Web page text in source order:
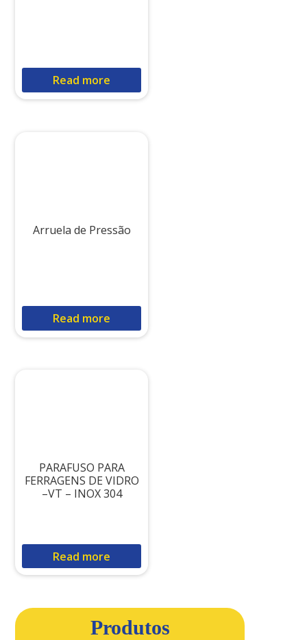
Read more
Arruela de Pressão
Read more
PARAFUSO PARA
FERRAGENS DE VIDRO
–VT – INOX 304
Read more
Produtos